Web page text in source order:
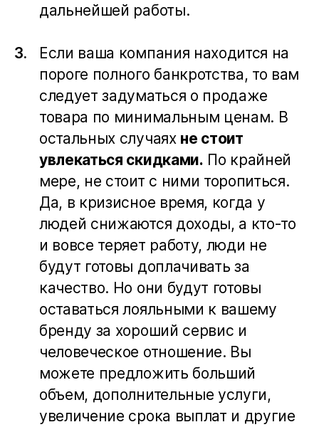
дальнейшей работы.
Если ваша компания находится на
пороге полного банкротства, то вам
следует задуматься о продаже
товара по минимальным ценам. В
остальных случаях не стоит
увлекаться скидками. По крайней
мере, не стоит с ними торопиться.
Да, в кризисное время, когда у
людей снижаются доходы, а кто-то
и вовсе теряет работу, люди не
будут готовы доплачивать за
качество. Но они будут готовы
оставаться лояльными к вашему
бренду за хороший сервис и
человеческое отношение. Вы
можете предложить больший
объем, дополнительные услуги,
увеличение срока выплат и другие